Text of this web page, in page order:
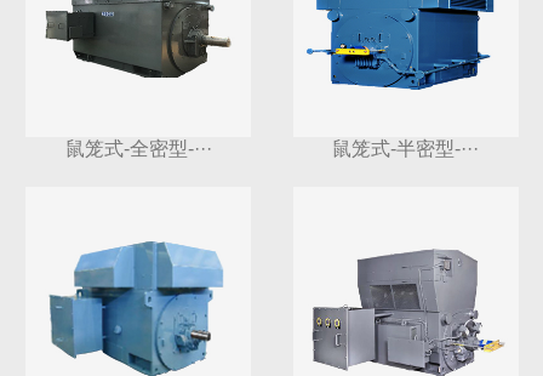
鼠笼式-全密型-··· 鼠笼式-半密型-···